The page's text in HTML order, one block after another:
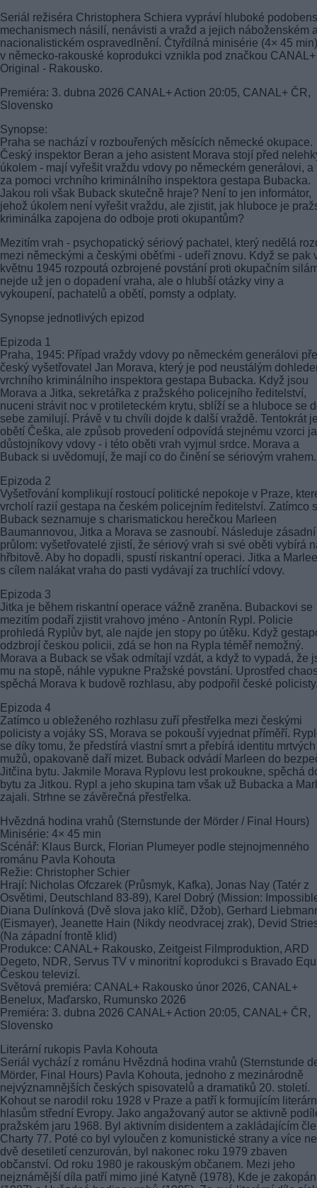
Seriál režiséra Christophera Schiera vypráví hluboké
mechanismech násilí, nenávisti a vražd a jejich náboženském
nacionalistickém ospravedlnění. Čtyřdílná minisérie (4× 45 min)
v německo-rakouské koprodukci vznikla pod značkou CANAL+
Original - Rakousko.
Premiéra: 3. dubna 2026 CANAL+ Action 20:05, CANAL+ ČR,
Slovensko
Synopse:
Praha se nachází v rozbouřených měsících německé okupace.
Český inspektor Beran a jeho asistent Morava stojí před
úkolem - mají vyřešit vraždu vdovy po německém generálovi, a
za pomoci vrchního kriminálního inspektora gestapa Bubacka.
Jakou roli však Buback skutečně hraje? Není to jen informátor,
jehož úkolem není vyřešit vraždu, ale zjistit, jak hluboce je
kriminálka zapojena do odboje proti okupantům?
Mezitím vrah - psychopatický sériový pachatel, který nedělá
mezi německými a českými oběťmi - udeří znovu. Když se pak
květnu 1945 rozpoutá ozbrojené povstání proti okupačním
nejde už jen o dopadení vraha, ale o hlubší otázky viny a
vykoupení, pachatelů a obětí, pomsty a odplaty.
Synopse jednotlivých epizod
Epizoda 1
Praha, 1945: Případ vraždy vdovy po německém generálovi
český vyšetřovatel Jan Morava, který je pod neustálým
vrchního kriminálního inspektora gestapa Bubacka. Když jsou
Morava a Jitka, sekretářka z pražského policejního ředitelství,
nuceni strávit noc v protileteckém krytu, sblíží se a hluboce se
sebe zamilují. Právě v tu chvíli dojde k další vraždě. Tentokrát
obětí Češka, ale způsob provedení odpovídá stejnému vzorci
důstojníkovy vdovy - i této oběti vrah vyjmul srdce. Morava a
Buback si uvědomují, že mají co do činění se sériovým vrahem.
Epizoda 2
Vyšetřování komplikují rostoucí politické nepokoje v Praze,
vrcholí razií gestapa na českém policejním ředitelství. Zatímco
Buback seznamuje s charismatickou herečkou Marleen
Baumannovou, Jitka a Morava se zasnoubí. Následuje zásadní
průlom: vyšetřovatelé zjistí, že sériový vrah si své oběti vybírá
hřbitově. Aby ho dopadli, spustí riskantní operaci. Jitka a
s cílem nalákat vraha do pasti vydávají za truchlící vdovy.
Epizoda 3
Jitka je během riskantní operace vážně zraněna. Bubackovi se
mezitím podaří zjistit vrahovo jméno - Antonín Rypl. Policie
prohledá Ryplův byt, ale najde jen stopy po útěku. Když
odzbrojí českou policii, zdá se hon na Rypla téměř nemožný.
Morava a Buback se však odmítají vzdát, a když to vypadá, že
mu na stopě, náhle vypukne Pražské povstání. Uprostřed
spěchá Morava k budově rozhlasu, aby podpořil české
Epizoda 4
Zatímco u obleženého rozhlasu zuří přestřelka mezi českými
policisty a vojáky SS, Morava se pokouší vyjednat příměří.
se díky tomu, že předstírá vlastní smrt a přebírá identitu mrtvých
mužů, opakovaně daří mizet. Buback odvádí Marleen do
Jitčina bytu. Jakmile Morava Ryplovu lest prokoukne, spěchá
bytu za Jitkou. Rypl a jeho skupina tam však už Bubacka a
zajali. Strhne se závěrečná přestřelka.
Hvězdná hodina vrahů (Sternstunde der Mörder / Final Hours)
Minisérie: 4× 45 min
Scénář: Klaus Burck, Florian Plumeyer podle stejnojmenného
románu Pavla Kohouta
Režie: Christopher Schier
Hrají: Nicholas Ofczarek (Průsmyk, Kafka), Jonas Nay (Tatér z
Osvětimi, Deutschland 83-89), Karel Dobrý (Mission:
Diana Dulínková (Dvě slova jako klíč, Džob), Gerhard
(Eismayer), Jeanette Hain (Nikdy neodvracej zrak), Devid
(Na západní frontě klid)
Produkce: CANAL+ Rakousko, Zeitgeist Filmproduktion, ARD
Degeto, NDR, Servus TV v minoritní koprodukci s Bravado
Českou televizí.
Světová premiéra: CANAL+ Rakousko únor 2026, CANAL+
Benelux, Maďarsko, Rumunsko 2026
Premiéra: 3. dubna 2026 CANAL+ Action 20:05, CANAL+ ČR,
Slovensko
Literární rukopis Pavla Kohouta
Seriál vychází z románu Hvězdná hodina vrahů (Sternstunde
Mörder, Final Hours) Pavla Kohouta, jednoho z mezinárodně
nejvýznamnějších českých spisovatelů a dramatiků 20. století.
Kohout se narodil roku 1928 v Praze a patří k formujícím
hlasům střední Evropy. Jako angažovaný autor se aktivně
pražském jaru 1968. Byl aktivním disidentem a zakládajícím
Charty 77. Poté co byl vyloučen z komunistické strany a více
dvě desetiletí cenzurován, byl nakonec roku 1979 zbaven
občanství. Od roku 1980 je rakouským občanem. Mezi jeho
nejznámější díla patří mimo jiné Katyně (1978), Kde je